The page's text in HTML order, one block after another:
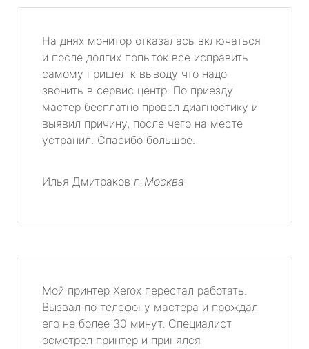
На днях монитор отказалась включаться
и после долгих попыток все исправить
самому пришел к выводу что надо
звонить в сервис центр. По приезду
мастер бесплатно провел диагностику и
выявил причину, после чего на месте
устранил. Спасибо большое.
Илья Дмитраков г. Москва
Мой принтер Xerox перестал работать.
Вызвал по телефону мастера и прождал
его не более 30 минут. Специалист
осмотрел принтер и принялся